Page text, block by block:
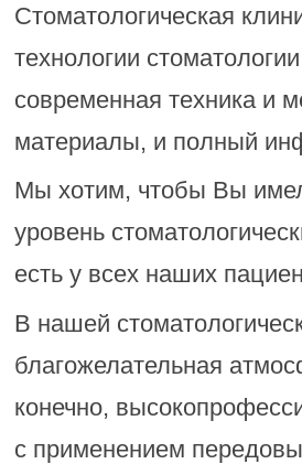
Стоматологическая
технологии
современная техника и
материалы, и полный
Мы хотим, чтобы Вы
уровень
есть у всех наших
В нашей
благожелательная
конечно,
с применением